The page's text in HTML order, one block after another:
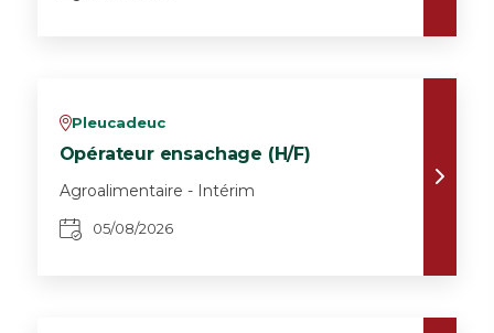
vPleucadeuc
Opérateur ensachage (H/F)
Agroalimentaire - Intérim
05/08/2026